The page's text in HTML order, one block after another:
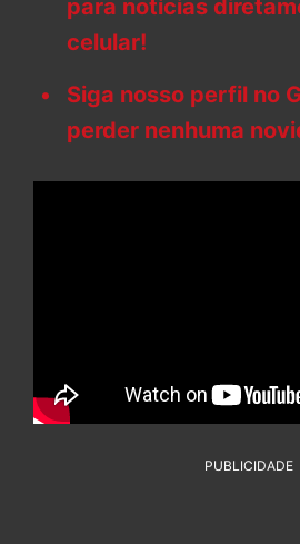
para notícias
celular!
Siga nosso perfil no
perder nenhuma
PUBLICIDADE